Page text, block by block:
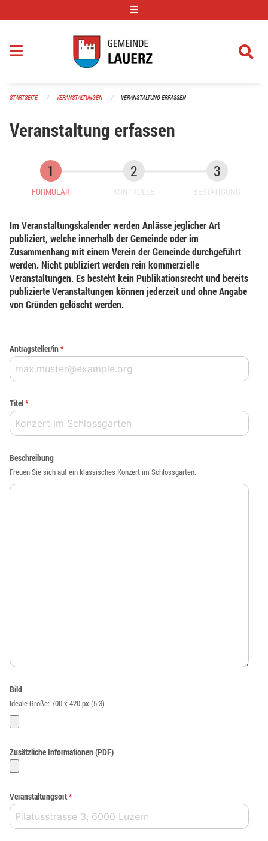
STARTSEITE VERANSTALTUNGEN VERANSTALTUNG ERFASSEN
Veranstaltung erfassen
FORMULAR KONTROLLE BESTÄTIGUNG
Im Veranstaltungskalender werden Anlässe jeglicher Art
publiziert, welche innerhalb der Gemeinde oder im
Zusammenhang mit einem Verein der Gemeinde durchgeführt
werden. Nicht publiziert werden rein kommerzielle
Veranstaltungen. Es besteht kein Publikationsrecht und bereits
publizierte Veranstaltungen können jederzeit und ohne Angabe
von Gründen gelöscht werden.
Antragsteller/in*
Titel*
Beschreibung
Freuen Sie sich auf ein klassisches Konzert im Schlossgarten.
Bild
Ideale Größe: 700 x 420 px (5:3)
Zusätzliche Informationen (PDF)
Veranstaltungsort*